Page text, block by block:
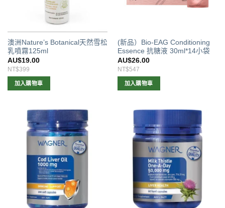
澳洲Nature’s Botanical天然雪松
乳噴霧125ml
AU$19.00
NT$399
加入購物車
(新品）Bio-EAG Conditioning
Essence 抗糖液 30ml*14小袋
AU$26.00
NT$547
加入購物車